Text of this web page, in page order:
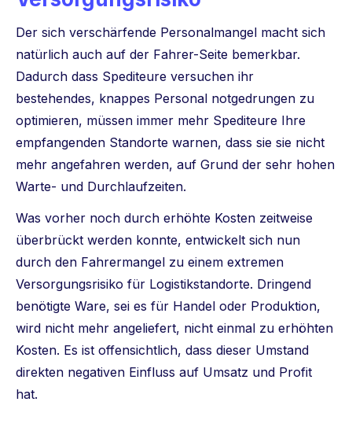
Der sich verschärfende Personalmangel macht sich
natürlich auch auf der Fahrer-Seite bemerkbar.
Dadurch dass Spediteure versuchen ihr
bestehendes, knappes Personal notgedrungen zu
optimieren, müssen immer mehr Spediteure Ihre
empfangenden Standorte warnen, dass sie sie nicht
mehr angefahren werden, auf Grund der sehr hohen
Warte- und Durchlaufzeiten.
Was vorher noch durch erhöhte Kosten zeitweise
überbrückt werden konnte, entwickelt sich nun
durch den Fahrermangel zu einem extremen
Versorgungsrisiko für Logistikstandorte. Dringend
benötigte Ware, sei es für Handel oder Produktion,
wird nicht mehr angeliefert, nicht einmal zu erhöhten
Kosten. Es ist offensichtlich, dass dieser Umstand
direkten negativen Einfluss auf Umsatz und Profit
hat.